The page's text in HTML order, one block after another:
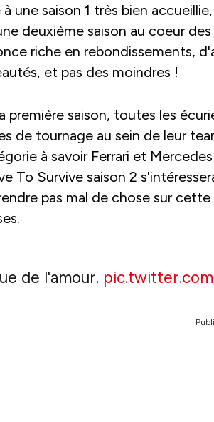
à une saison 1 très bien
deuxième saison au coeur
riche en rebondissements,
et pas des moindres !
première saison, toutes les
de tournage au sein de leur
à savoir Ferrari et
To Survive saison 2
pas mal de chose sur
de l'amour.